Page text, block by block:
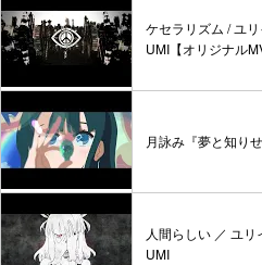
ケセラリズム / ユ
UMI【オリジナル
月詠み『夢と知り
人間らしい ／ ユ
UMI